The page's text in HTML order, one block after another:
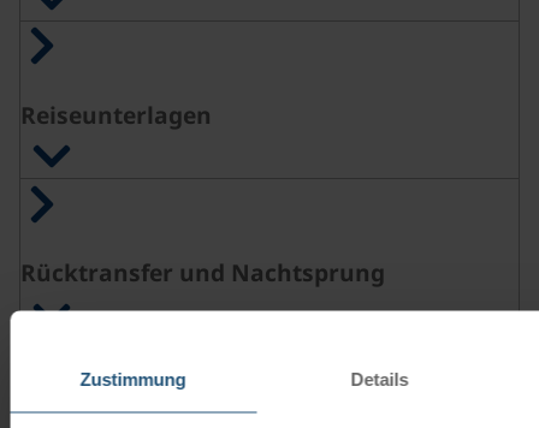
Zustimmung Details
Reiseunterlagen
Rücktransfer und Nachtsprung